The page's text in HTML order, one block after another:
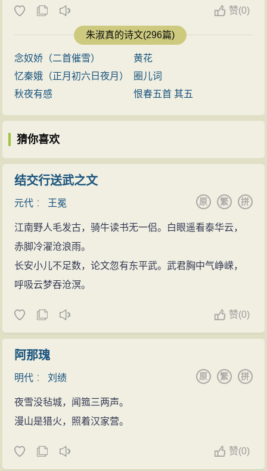
轮缺月，高挂中天，并赋予它
怜悯闺中
人的孤栖，不忍独圆。“多谢”二字，痴极妙极。同是写
独情怀 ，苏东坡在圆月上做文章：“不应有恨，何事长向
别时圆”；朱淑真则在缺月上做文章“多谢月相怜，今宵不
忍圆。”移情于物，怨谢由我，真有异曲同工同妙。此词
县），《四库全书》中定其为“浙中
海宁人”，一说浙江钱塘（今浙江杭
州）人。生于仕宦之家。夫为文法小
吏，因志趣不合，夫妻不睦，终致其
抑郁早逝。又传淑真过世后，父母将
其生前文稿付之一炬。其余生平不可
考，素无定论。现存《断肠诗集》、
赞(0)
朱淑真的诗文(296篇)
念奴娇（二首催雪）
黄花
忆秦娥（正月初六日夜月）
圈儿词
秋夜有感
恨春五首 其五
猜你喜欢
结交行送武之文
元代 ： 王冕 拼
繁
原
江南野人毛发古，骑牛读书无一侣。白眼遥看泰华云，
赤脚冷濯沧浪雨。
长安小儿不足数，论文忽有东平武。武君胸中气峥嵘，
呼吸云梦吞沧溟。
赞(0)
阿那瑰
明代 ：刘绩 拼
繁
原
夜雪没毡城，闻箛三两声。
漫山是猎火，照着汉家营。
赞(0)